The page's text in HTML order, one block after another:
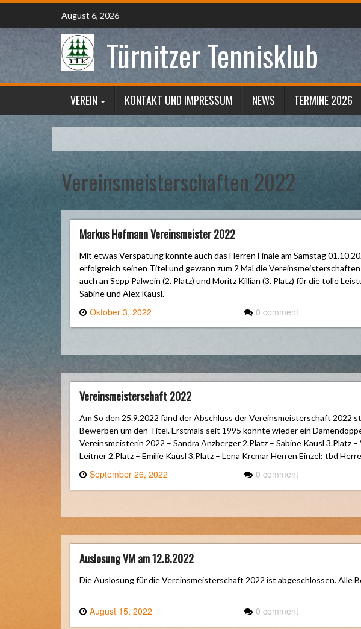
Skip
content
August 6, 2026
Türnitzer Tennisklub
VEREIN KONTAKT UND IMPRESSUM NEWS TERMINE 2026
Vereinsmeisterschaften 2022
Markus Hofmann Vereinsmeister 2022
Mit etwas Verspätung konnte auch das Herren Finale am Samstag
erfolgreich seinen Titel und gewann zum 2 Mal die
auch an Sepp Palwein (2. Platz) und Moritz Killian (3. Platz) für die tolle
Sabine und Alex Kausl.
Oktober 3, 2022 0 comment
Vereinsmeisterschaft 2022
Am So den 25.9.2022 fand der Abschluss der Vereinsmeisterschaft 2022
Bewerben um den Titel. Erstmals seit 1995 konnte wieder ein
Vereinsmeisterin 2022 – Sandra Anzberger 2.Platz – Sabine Kausl 3.Platz
Leitner 2.Platz – Emilie Kausl 3.Platz – Lena Krcmar Herren Einzel: tbd
September 26, 2022 0 comment
Auslosung VM am 12.8.2022
Die Auslosung für die Vereinsmeisterschaft 2022 ist abgeschlossen. Alle
August 15, 2022 0 comment